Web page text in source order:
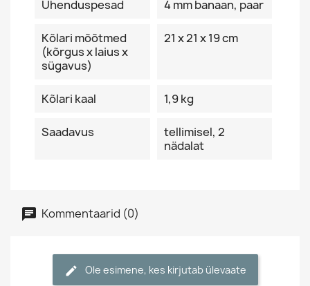
Ühenduspesad 4 mm banaan, paar
Kõlari mõõtmed
(kõrgus x laius x
sügavus)
21 x 21 x 19 cm
Kõlari kaal 1,9 kg
Saadavus
tellimisel, 2
nädalat
Kommentaarid (0)
Ole esimene, kes kirjutab ülevaate